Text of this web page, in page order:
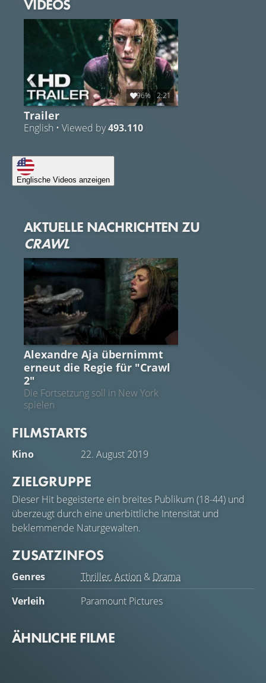
VIDEOS
96% 2:21
Trailer
English • Viewed by493.110
Englische Videos anzeigen
AKTUELLE NACHRICHTEN ZU
CRAWL
CRAWL
Alexandre Aja übernimmt
erneut die Regie für "Crawl
2"
Die Fortsetzung soll in New York
spielen
FILMSTARTS
Kino 22. August 2019
ZIELGRUPPE
Dieser Hit begeisterte ein breites Publikum (18-44) und
überzeugt durch eine unerbittliche Intensität und
beklemmende Naturgewalten.
ZUSATZINFOS
Genres Thriller,Action & Drama
Verleih
Paramount Pictures
ÄHNLICHE FILME